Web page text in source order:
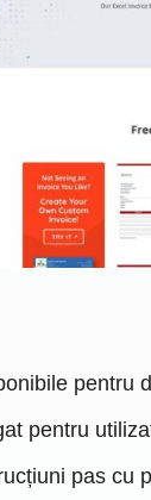
pentru
pentru
pas